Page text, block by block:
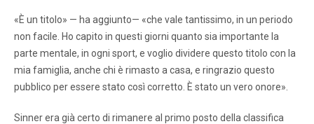
«È un titolo» — ha aggiunto— «che vale tantissimo, in un periodo
non facile. Ho capito in questi giorni quanto sia importante la
parte mentale, in ogni sport, e voglio dividere questo titolo con la
mia famiglia, anche chi è rimasto a casa, e ringrazio questo
pubblico per essere stato così corretto. È stato un vero onore».
Sinner era già certo di rimanere al primo posto della classifica